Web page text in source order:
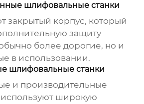
шлифовальные станки
закрытый корпус, который
защиту
более дорогие, но и
в использовании.
шлифовальные станки
и производительные
используют широкую